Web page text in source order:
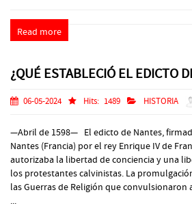
Read more
¿QUÉ ESTABLECIÓ EL EDICTO
06-05-2024 Hits: 1489 HISTORIA
—Abril de 1598— El edicto de Nantes,
Nantes (Francia) por el rey Enrique IV de
autorizaba la libertad de conciencia y una
los protestantes calvinistas. La
las Guerras de Religión que convulsionaron
...